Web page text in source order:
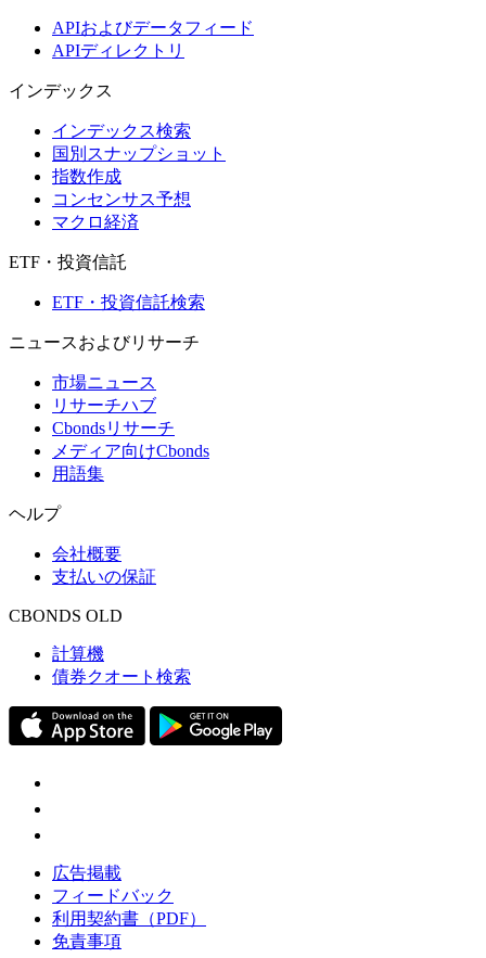
APIおよびデータフィード
APIディレクトリ
インデックス
インデックス検索
国別スナップショット
指数作成
コンセンサス予想
マクロ経済
ETF・投資信託
ETF・投資信託検索
ニュースおよびリサーチ
市場ニュース
リサーチハブ
Cbondsリサーチ
メディア向けCbonds
用語集
ヘルプ
会社概要
支払いの保証
CBONDS OLD
計算機
債券クオート検索
広告掲載
フィードバック
利用契約書（PDF）
免責事項